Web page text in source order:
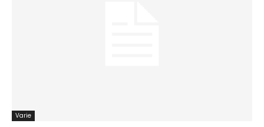
Varie